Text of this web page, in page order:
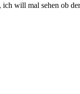
will mal sehen ob